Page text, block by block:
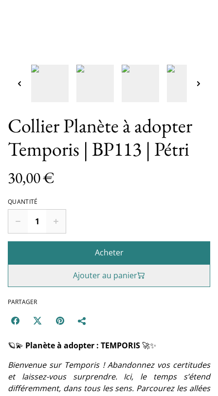
Collier Planète à adopter
Temporis | BP113 | Pétri
30,00 €
QUANTITÉ
Acheter
Ajouter au panier
PARTAGER
🪐💫 Planète à adopter : TEMPORIS 🚀✨
Bienvenue sur Temporis ! Abandonnez vos certitudes
et laissez-vous surprendre. Ici, le temps s’étend
différemment, dans tous les sens. Parcourez les allées